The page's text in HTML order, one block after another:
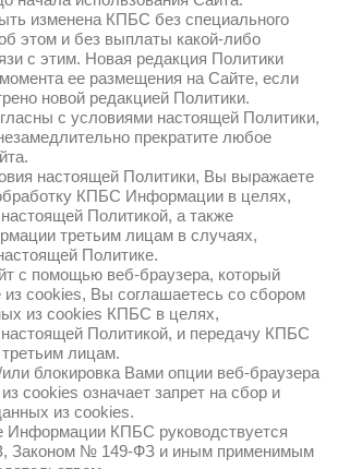
к прямо или косвенно
или определяемому
данных).
— дееспособное
использовать или
из файлов «cookie».
Политика
быть использованы
не указанные в
такого термина
с текстом Политики. В
толкования термина или
руководствоваться
в Законе №152-ФЗ,
Сайтом, Вы